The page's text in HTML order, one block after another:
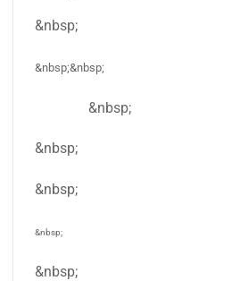
&nbsp;
&nbsp;&nbsp;
&nbsp;
&nbsp;
&nbsp;
&nbsp;
&nbsp;